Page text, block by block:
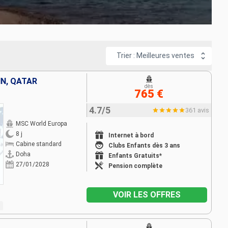
croisière
dans cette vaste région du Monde pourra vous
bouddhiste, celui de Wat Pho. La Malaisie et Kuala Lumpur,
et la réserve naturelle de Bukit Timah, lieux privilégié
,Savone
ou bien encore depuis Saint-
le Seven Seas Voyager ou bien encore sur le Queen
accompagner dans la découverte de cette destination.
Trier : Meilleures ventes
QATAR
MSC World Europa
8 j
Cabine standard
Doha
27/01/2028
4.7/5 361 avis
Internet à bord
Clubs Enfants dès 3 ans
Enfants Gratuits*
Pension complète
dès
765 €
VOIR LES OFFRES